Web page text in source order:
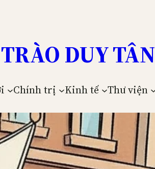
DUY TÂN
Chính trị Kinh tế Thư viện